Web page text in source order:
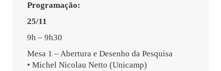
Programação:
25/11
9h – 9h30
Mesa 1 – Abertura e Desenho da Pesquisa
• Michel Nicolau Netto (Unicamp)